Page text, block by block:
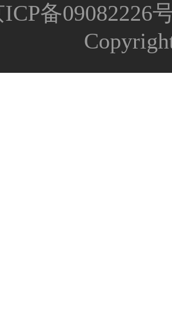
备09082226